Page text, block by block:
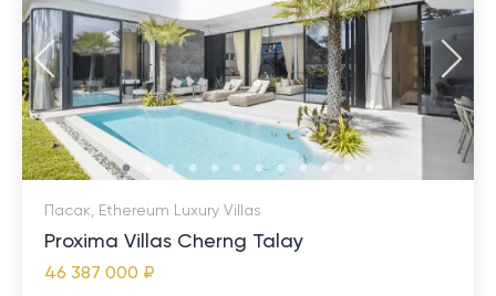
Пасак, Ethereum Luxury Villas
Proxima Villas Cherng Talay
46 387 000 ₽